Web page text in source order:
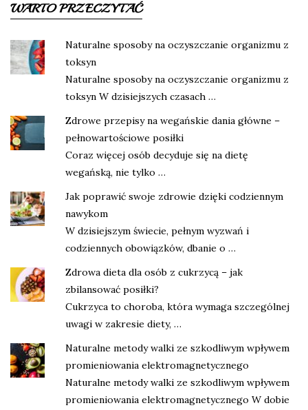
WARTO PRZECZYTAĆ
Naturalne sposoby na oczyszczanie organizmu z
toksyn
Naturalne sposoby na oczyszczanie organizmu z
toksyn W dzisiejszych czasach …
Zdrowe przepisy na wegańskie dania główne –
pełnowartościowe posiłki
Coraz więcej osób decyduje się na dietę
wegańską, nie tylko …
Jak poprawić swoje zdrowie dzięki codziennym
nawykom
W dzisiejszym świecie, pełnym wyzwań i
codziennych obowiązków, dbanie o …
Zdrowa dieta dla osób z cukrzycą – jak
zbilansować posiłki?
Cukrzyca to choroba, która wymaga szczególnej
uwagi w zakresie diety, …
Naturalne metody walki ze szkodliwym wpływem
promieniowania elektromagnetycznego
Naturalne metody walki ze szkodliwym wpływem
promieniowania elektromagnetycznego W dobie